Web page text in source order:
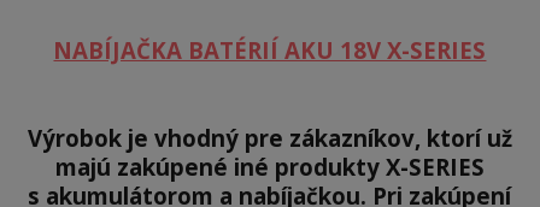
NABÍJAČKA BATÉRIÍ AKU 18V X-SERIES
Výrobok je vhodný pre zákazníkov, ktorí už
majú zakúpené iné produkty X-SERIES
s akumulátorom a nabíjačkou. Pri zakúpení